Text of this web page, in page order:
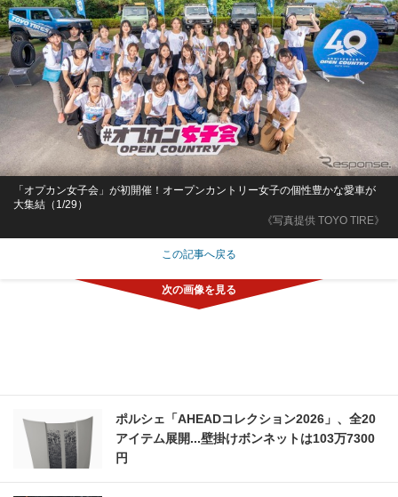
《写真提供 TOYO TIRE》
「オプカン女子会」が初開催！オープンカントリー女子の個性豊かな愛車が
大集結（1/29）
この記事へ戻る
ポルシェ「AHEADコレクション2026」、全20
アイテム展開...壁掛けボンネットは103万7300
円